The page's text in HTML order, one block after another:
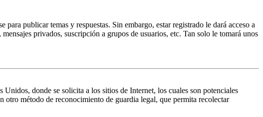
publicar temas y respuestas. Sin embargo, estar registrado le dará acceso a
privados, suscripción a grupos de usuarios, etc. Tan solo le tomará unos
donde se solicita a los sitios de Internet, los cuales son potenciales
método de reconocimiento de guardia legal, que permita recolectar